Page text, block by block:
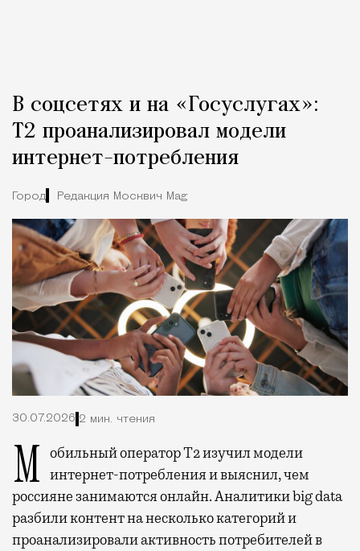
В соцсетях и на «Госуслугах»:
Т2 проанализировал модели
интернет-потребления
Город Редакция Москвич Mag
30.07.2026 2 мин. чтения
Мобильный оператор Т2 изучил модели интернет-потребления и выяснил, чем
россияне занимаются онлайн. Аналитики big data
разбили контент на несколько категорий и
проанализировали активность потребителей в